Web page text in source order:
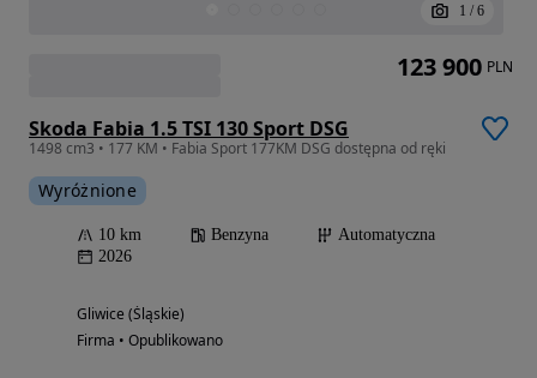
1 / 6
Skoda Fabia 1.5 TSI 130 Sport DSG
1498 cm3 • 177 KM • Fabia Sport 177KM DSG dostępna od ręki
Wyróżnione
10 km Benzyna
Automatyczna
2026
Gliwice (Śląskie)
Firma • Opublikowano
123 900 PLN